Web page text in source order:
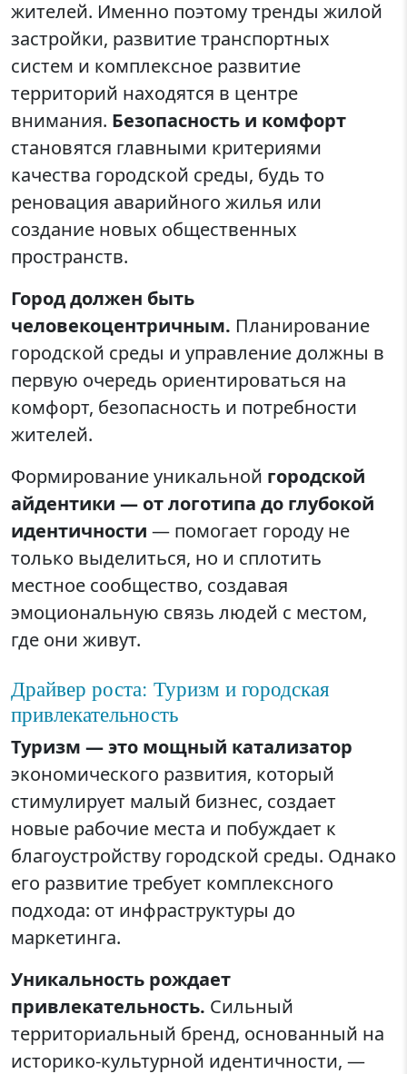
жителей. Именно поэтому тренды жилой
застройки, развитие транспортных
систем и комплексное развитие
территорий находятся в центре
внимания. Безопасность и комфорт
становятся главными критериями
качества городской среды, будь то
реновация аварийного жилья или
создание новых общественных
пространств.
Город должен быть
человекоцентричным. Планирование
городской среды и управление должны в
первую очередь ориентироваться на
комфорт, безопасность и потребности
жителей.
Формирование уникальной городской
айдентики — от логотипа до глубокой
идентичности — помогает городу не
только выделиться, но и сплотить
местное сообщество, создавая
эмоциональную связь людей с местом,
где они живут.
Драйвер роста: Туризм и городская
привлекательность
Туризм — это мощный катализатор
экономического развития, который
стимулирует малый бизнес, создает
новые рабочие места и побуждает к
благоустройству городской среды. Однако
его развитие требует комплексного
подхода: от инфраструктуры до
маркетинга.
Уникальность рождает
привлекательность. Сильный
территориальный бренд, основанный на
историко-культурной идентичности, —